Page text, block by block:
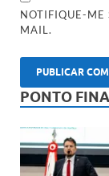
NOTIFIQUE-ME
MAIL.
PONTO